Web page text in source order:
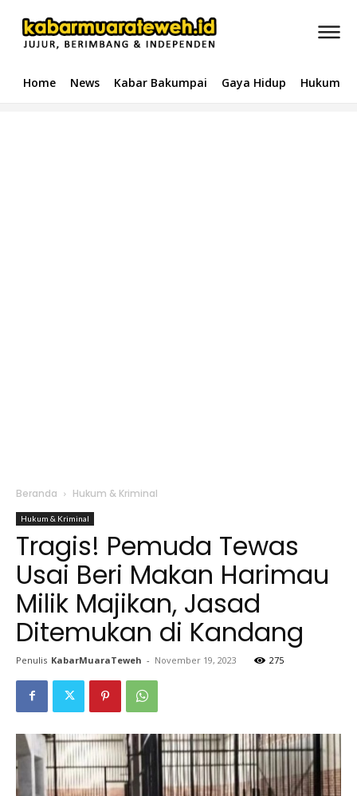
Home News Kabar Bakumpai Gaya Hidup Hukum &
Beranda Hukum & Kriminal
Hukum & Kriminal
Tragis! Pemuda Tewas
Usai Beri Makan Harimau
Milik Majikan, Jasad
Ditemukan di Kandang
Penulis KabarMuaraTeweh - November 19, 2023 275